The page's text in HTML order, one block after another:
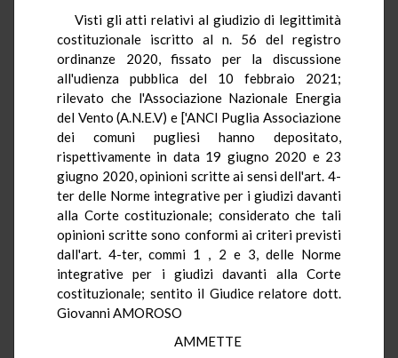
Visti gli atti relativi al giudizio di legittimità
costituzionale iscritto al n. 56 del registro
ordinanze 2020, fissato per la discussione
all'udienza pubblica del 10 febbraio 2021;
rilevato che l'Associazione Nazionale Energia
del Vento (A.N.E.V) e ['ANCI Puglia Associazione
dei comuni pugliesi hanno depositato,
rispettivamente in data 19 giugno 2020 e 23
giugno 2020, opinioni scritte ai sensi dell'art. 4-
ter delle Norme integrative per i giudizi davanti
alla Corte costituzionale; considerato che tali
opinioni scritte sono conformi ai criteri previsti
dall'art. 4-ter, commi 1 , 2 e 3, delle Norme
integrative per i giudizi davanti alla Corte
costituzionale; sentito il Giudice relatore dott.
Giovanni AMOROSO
AMMETTE